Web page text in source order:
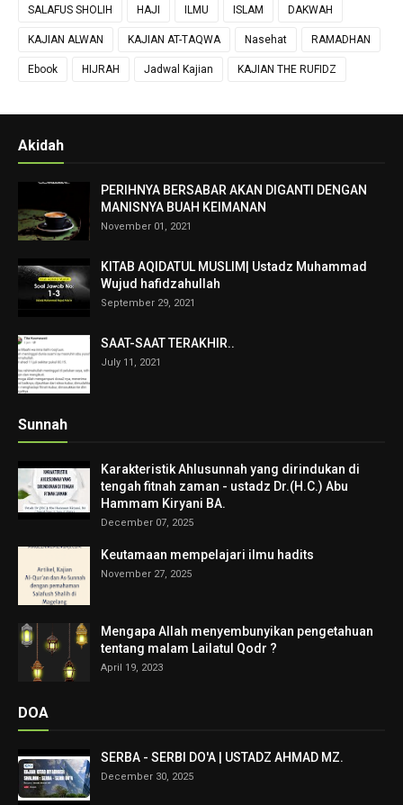
SALAFUS SHOLIH HAJI ILMU ISLAM DAKWAH
KAJIAN ALWAN KAJIAN AT-TAQWA Nasehat RAMADHAN
Ebook HIJRAH Jadwal Kajian KAJIAN THE RUFIDZ
Akidah
PERIHNYA BERSABAR AKAN DIGANTI DENGAN
MANISNYA BUAH KEIMANAN
November 01, 2021
KITAB AQIDATUL MUSLIM| Ustadz Muhammad
Wujud hafidzahullah
September 29, 2021
SAAT-SAAT TERAKHIR..
July 11, 2021
Sunnah
Karakteristik Ahlusunnah yang dirindukan di
tengah fitnah zaman - ustadz Dr.(H.C.) Abu
Hammam Kiryani BA.
December 07, 2025
Keutamaan mempelajari ilmu hadits
November 27, 2025
Mengapa Allah menyembunyikan pengetahuan
tentang malam Lailatul Qodr ?
April 19, 2023
DOA
SERBA - SERBI DO'A | USTADZ AHMAD MZ.
December 30, 2025